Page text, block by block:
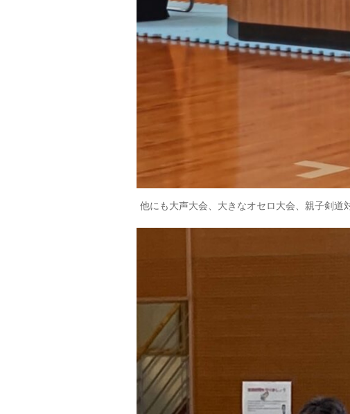
他にも大声大会、大きなオセロ大会、親子剣道